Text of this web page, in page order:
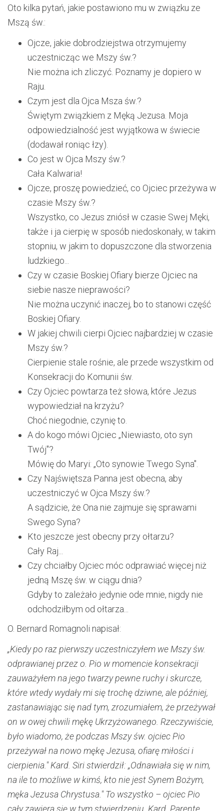
Oto kilka pytań, jakie postawiono mu w związku ze
Mszą św.:
Ojcze, jakie dobrodziejstwa otrzymujemy
uczestnicząc we Mszy św.?
Nie można ich zliczyć. Poznamy je dopiero w
Raju.
Czym jest dla Ojca Msza św.?
Świętym związkiem z Męką Jezusa. Moja
odpowiedzialność jest wyjątkowa w świecie
(dodawał roniąc łzy).
Co jest w Ojca Mszy św.?
Cała Kalwaria!
Ojcze, proszę powiedzieć, co Ojciec przeżywa w
czasie Mszy św.?
Wszystko, co Jezus zniósł w czasie Swej Męki,
także i ja cierpię w sposób niedoskonały, w takim
stopniu, w jakim to dopuszczone dla stworzenia
ludzkiego...
Czy w czasie Boskiej Ofiary bierze Ojciec na
siebie nasze nieprawości?
Nie można uczynić inaczej, bo to stanowi część
Boskiej Ofiary.
W jakiej chwili cierpi Ojciec najbardziej w czasie
Mszy św.?
Cierpienie stale rośnie, ale przede wszystkim od
Konsekracji do Komunii św.
Czy Ojciec powtarza też słowa, które Jezus
wypowiedział na krzyżu?
Choć niegodnie, czynię to.
A do kogo mówi Ojciec „Niewiasto, oto syn
Twój"?
Mówię do Maryi: „Oto synowie Twego Syna".
Czy Najświętsza Panna jest obecna, aby
uczestniczyć w Ojca Mszy św.?
A sądzicie, że Ona nie zajmuje się sprawami
Swego Syna?
Kto jeszcze jest obecny przy ołtarzu?
Cały Raj...
Czy chciałby Ojciec móc odprawiać więcej niż
jedną Mszę św. w ciągu dnia?
Gdyby to zależało jedynie ode mnie, nigdy nie
odchodziłbym od ołtarza...
O. Bernard Romagnoli napisał:
„Kiedy po raz pierwszy uczestniczyłem we Mszy św.
odprawianej przez o. Pio w momencie konsekracji
zauważyłem na jego twarzy pewne ruchy i skurcze,
które wtedy wydały mi się trochę dziwne, ale później,
zastanawiając się nad tym, zrozumiałem, że przeżywał
on w owej chwili mękę Ukrzyżowanego. Rzeczywiście,
było wiadomo, że podczas Mszy św. ojciec Pio
przeżywał na nowo mękę Jezusa, ofiarę miłości i
cierpienia." Kard. Siri stwierdził: „Odnawiała się w nim,
na ile to możliwe w kimś, kto nie jest Synem Bożym,
męka Jezusa Chrystusa." To wszystko – ojciec Pio
cały zawiera się w tym stwierdzeniu. Kard. Parente